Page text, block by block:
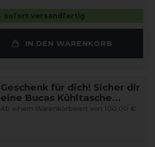
sofort versandfertig
IN DEN WARENKORB
Geschenk für dich! Sicher dir
eine Bucas Kühltasche...
Ab einem Warenkorbwert von 100,00 €